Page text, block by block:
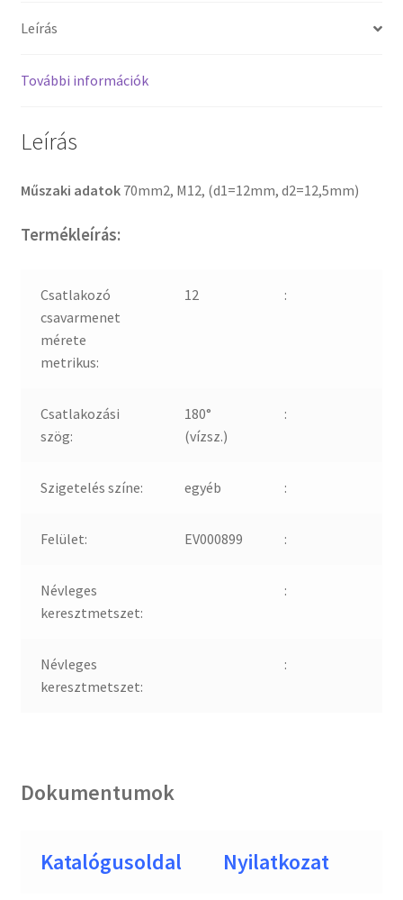
Leírás
További információk
Leírás
Műszaki adatok 70mm2, M12, (d1=12mm, d2=12,5mm)
Termékleírás:
Csatlakozó
csavarmenet
mérete
metrikus:
12 :
Csatlakozási
szög:
180°
(vízsz.)
:
Szigetelés színe: egyéb :
Felület: EV000899 :
Névleges
keresztmetszet:
:
Névleges
keresztmetszet:
:
Dokumentumok
Katalógusoldal Nyilatkozat